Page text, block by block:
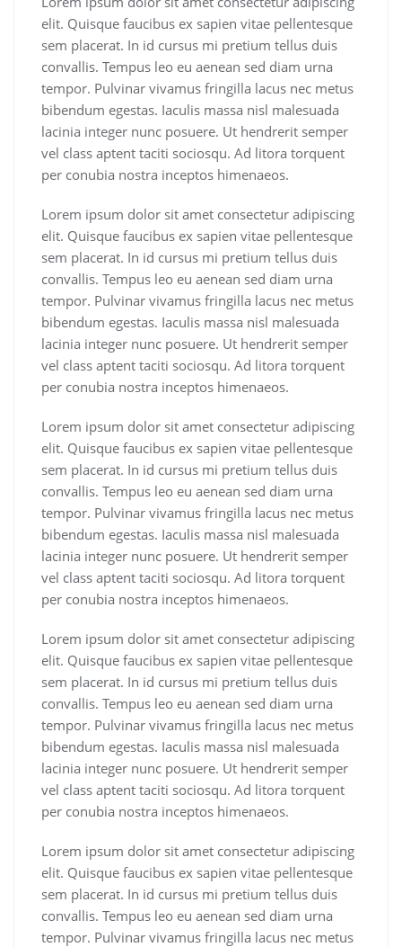
elit. Quisque faucibus ex sapien vitae pellentesque
sem placerat. In id cursus mi pretium tellus duis
convallis. Tempus leo eu aenean sed diam urna
tempor. Pulvinar vivamus fringilla lacus nec metus
bibendum egestas. Iaculis massa nisl malesuada
lacinia integer nunc posuere. Ut hendrerit semper
vel class aptent taciti sociosqu. Ad litora torquent
per conubia nostra inceptos himenaeos.
Lorem ipsum dolor sit amet consectetur adipiscing
elit. Quisque faucibus ex sapien vitae pellentesque
sem placerat. In id cursus mi pretium tellus duis
convallis. Tempus leo eu aenean sed diam urna
tempor. Pulvinar vivamus fringilla lacus nec metus
bibendum egestas. Iaculis massa nisl malesuada
lacinia integer nunc posuere. Ut hendrerit semper
vel class aptent taciti sociosqu. Ad litora torquent
per conubia nostra inceptos himenaeos.
Lorem ipsum dolor sit amet consectetur adipiscing
elit. Quisque faucibus ex sapien vitae pellentesque
sem placerat. In id cursus mi pretium tellus duis
convallis. Tempus leo eu aenean sed diam urna
tempor. Pulvinar vivamus fringilla lacus nec metus
bibendum egestas. Iaculis massa nisl malesuada
lacinia integer nunc posuere. Ut hendrerit semper
vel class aptent taciti sociosqu. Ad litora torquent
per conubia nostra inceptos himenaeos.
Lorem ipsum dolor sit amet consectetur adipiscing
elit. Quisque faucibus ex sapien vitae pellentesque
sem placerat. In id cursus mi pretium tellus duis
convallis. Tempus leo eu aenean sed diam urna
tempor. Pulvinar vivamus fringilla lacus nec metus
bibendum egestas. Iaculis massa nisl malesuada
lacinia integer nunc posuere. Ut hendrerit semper
vel class aptent taciti sociosqu. Ad litora torquent
per conubia nostra inceptos himenaeos.
Lorem ipsum dolor sit amet consectetur adipiscing
elit. Quisque faucibus ex sapien vitae pellentesque
sem placerat. In id cursus mi pretium tellus duis
convallis. Tempus leo eu aenean sed diam urna
tempor. Pulvinar vivamus fringilla lacus nec metus